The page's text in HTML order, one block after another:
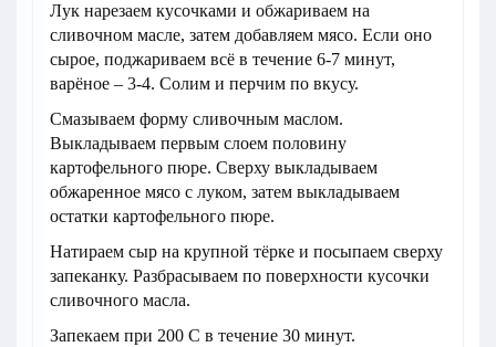
Лук нарезаем кусочками и обжариваем на
сливочном масле, затем добавляем мясо. Если оно
сырое, поджариваем всё в течение 6-7 минут,
варёное – 3-4. Солим и перчим по вкусу.
Смазываем форму сливочным маслом.
Выкладываем первым слоем половину
картофельного пюре. Сверху выкладываем
обжаренное мясо с луком, затем выкладываем
остатки картофельного пюре.
Натираем сыр на крупной тёрке и посыпаем сверху
запеканку. Разбрасываем по поверхности кусочки
сливочного масла.
Запекаем при 200 С в течение 30 минут.